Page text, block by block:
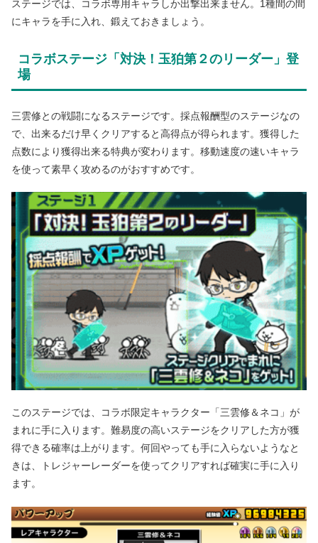
ステージでは、コラボ専用キャラしか出撃出来ません。1種間の間
にキャラを手に入れ、鍛えておきましょう。
コラボステージ「対決！玉狛第２のリーダー」登
場
三雲修との戦闘になるステージです。採点報酬型のステージなの
で、出来るだけ早くクリアすると高得点が得られます。獲得した
点数により獲得出来る特典が変わります。移動速度の速いキャラ
を使って素早く攻めるのがおすすめです。
このステージでは、コラボ限定キャラクター「三雲修＆ネコ」が
まれに手に入ります。難易度の高いステージをクリアした方が獲
得できる確率は上がります。何回やっても手に入らないようなと
きは、トレジャーレーダーを使ってクリアすれば確実に手に入り
ます。